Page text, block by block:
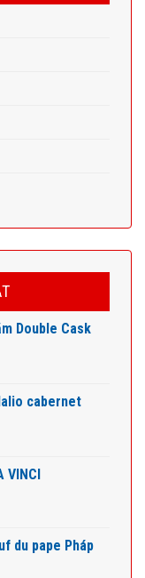
Double Cask
cabernet
VINCI
du pape Pháp